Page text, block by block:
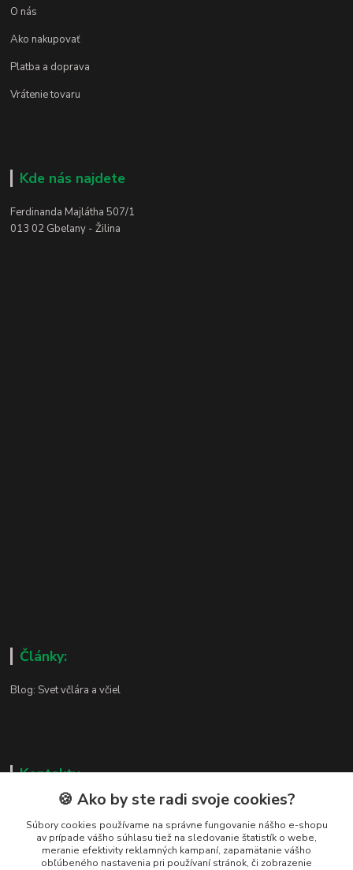
O nás
Ako nakupovať
Platba a doprava
Vrátenie tovaru
Kde nás najdete
Ferdinanda Majlátha 507/1
013 02 Gbeľany - Žilina
Články:
Blog: Svet včlára a včiel
Kontakty
Zákaznická podpora
+421 919 037 687
Po – Pi 8:00 – 17:00
🍪 Ako by ste radi svoje cookies?
Súbory cookies používame na správne fungovanie nášho e-shopu
av prípade vášho súhlasu tiež na sledovanie štatistík o webe,
meranie efektivity reklamných kampaní, zapamätanie vášho
obľúbeného nastavenia pri používaní stránok, či zobrazenie